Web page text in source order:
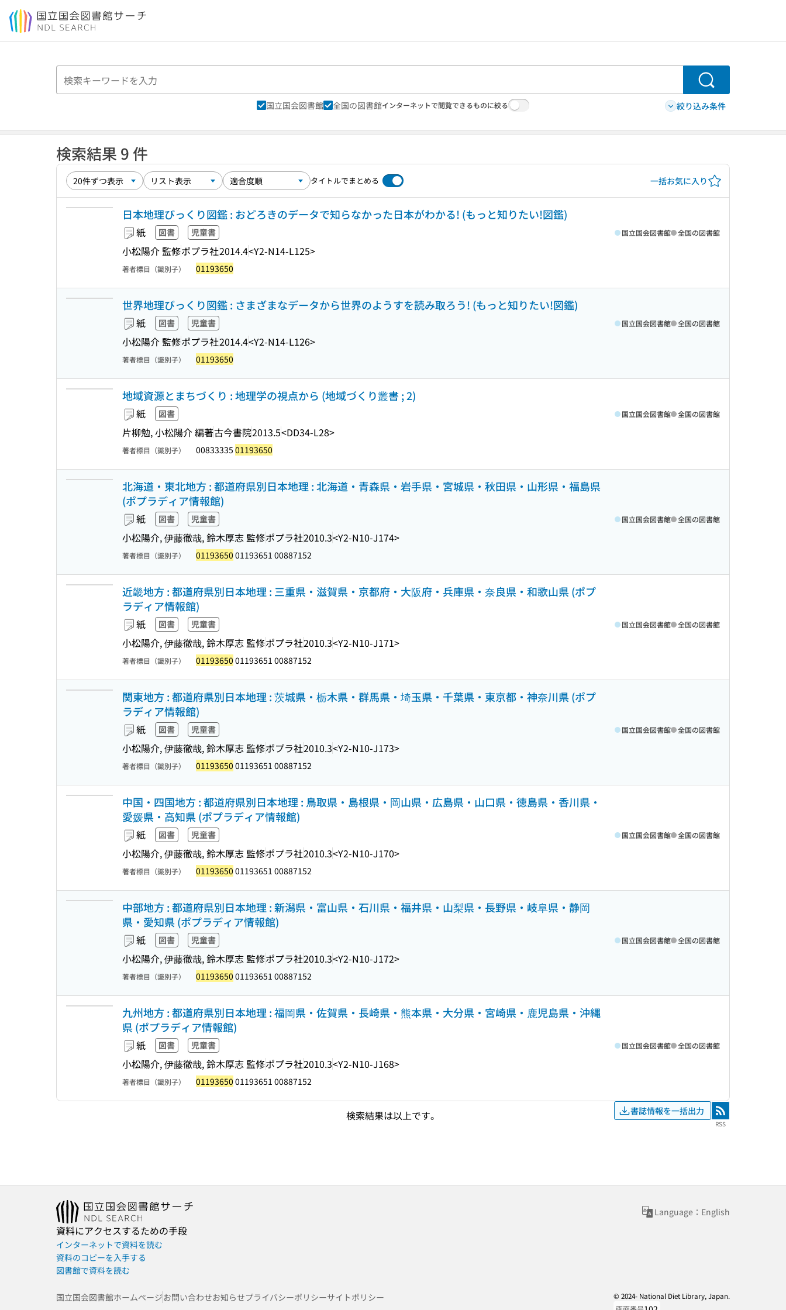
本文へ移動
検索
国立国会図書館 全国の図書館インターネットで閲覧できるものに絞る 絞り込み条件
検索結果 9 件
タイトルでまとめる 一括お気に入り
日本地理びっくり図鑑 : おどろきのデータで知らなかった日本がわかる! (もっと知りたい!図鑑)
紙 図書 児童書
小松陽介 監修ポプラ社2014.4<Y2-N14-L125>
国立国会図書館 全国の図書館
著者標目（識別子） 01193650
世界地理びっくり図鑑 : さまざまなデータから世界のようすを読み取ろう! (もっと知りたい!図鑑)
紙 図書 児童書
小松陽介 監修ポプラ社2014.4<Y2-N14-L126>
国立国会図書館 全国の図書館
著者標目（識別子） 01193650
地域資源とまちづくり : 地理学の視点から (地域づくり叢書 ; 2)
紙 図書
片柳勉, 小松陽介 編著古今書院2013.5<DD34-L28>
国立国会図書館 全国の図書館
著者標目（識別子） 00833335 01193650
北海道・東北地方 : 都道府県別日本地理 : 北海道・青森県・岩手県・宮城県・秋田県・山形県・福島県
(ポプラディア情報館)
紙 図書 児童書
小松陽介, 伊藤徹哉, 鈴木厚志 監修ポプラ社2010.3<Y2-N10-J174>
国立国会図書館 全国の図書館
著者標目（識別子） 01193650 01193651 00887152
近畿地方 : 都道府県別日本地理 : 三重県・滋賀県・京都府・大阪府・兵庫県・奈良県・和歌山県 (ポプ
ラディア情報館)
紙 図書 児童書
小松陽介, 伊藤徹哉, 鈴木厚志 監修ポプラ社2010.3<Y2-N10-J171>
国立国会図書館 全国の図書館
著者標目（識別子） 01193650 01193651 00887152
関東地方 : 都道府県別日本地理 : 茨城県・栃木県・群馬県・埼玉県・千葉県・東京都・神奈川県 (ポプ
ラディア情報館)
紙 図書 児童書
小松陽介, 伊藤徹哉, 鈴木厚志 監修ポプラ社2010.3<Y2-N10-J173>
国立国会図書館 全国の図書館
著者標目（識別子） 01193650 01193651 00887152
中国・四国地方 : 都道府県別日本地理 : 鳥取県・島根県・岡山県・広島県・山口県・徳島県・香川県・
愛媛県・高知県 (ポプラディア情報館)
紙 図書 児童書
小松陽介, 伊藤徹哉, 鈴木厚志 監修ポプラ社2010.3<Y2-N10-J170>
国立国会図書館 全国の図書館
著者標目（識別子） 01193650 01193651 00887152
中部地方 : 都道府県別日本地理 : 新潟県・富山県・石川県・福井県・山梨県・長野県・岐阜県・静岡
県・愛知県 (ポプラディア情報館)
紙 図書 児童書
小松陽介, 伊藤徹哉, 鈴木厚志 監修ポプラ社2010.3<Y2-N10-J172>
国立国会図書館 全国の図書館
著者標目（識別子） 01193650 01193651 00887152
九州地方 : 都道府県別日本地理 : 福岡県・佐賀県・長崎県・熊本県・大分県・宮崎県・鹿児島県・沖縄
県 (ポプラディア情報館)
紙 図書 児童書
小松陽介, 伊藤徹哉, 鈴木厚志 監修ポプラ社2010.3<Y2-N10-J168>
国立国会図書館 全国の図書館
著者標目（識別子） 01193650 01193651 00887152
検索結果は以上です。 書誌情報を一括出力 RSS
RSS
Language：English
資料にアクセスするための手段
インターネットで資料を読む
資料のコピーを入手する
図書館で資料を読む
国立国会図書館ホームページお問い合わせお知らせプライバシーポリシーサイトポリシー
© 2024- National Diet Library, Japan.